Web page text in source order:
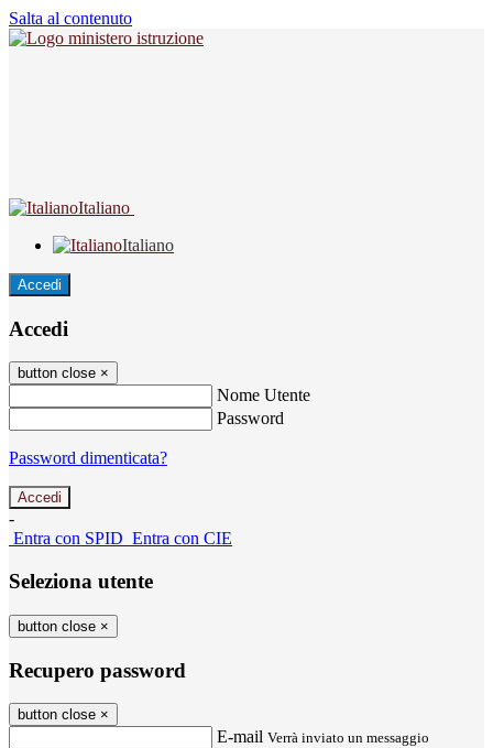
Salta al contenuto
Italiano
Italiano
Accedi
Accedi
button close ×
Nome Utente
Password
Password dimenticata?
-
Entra con SPID Entra con CIE
Seleziona utente
button close ×
Recupero password
button close ×
E-mail Verrà inviato un messaggio